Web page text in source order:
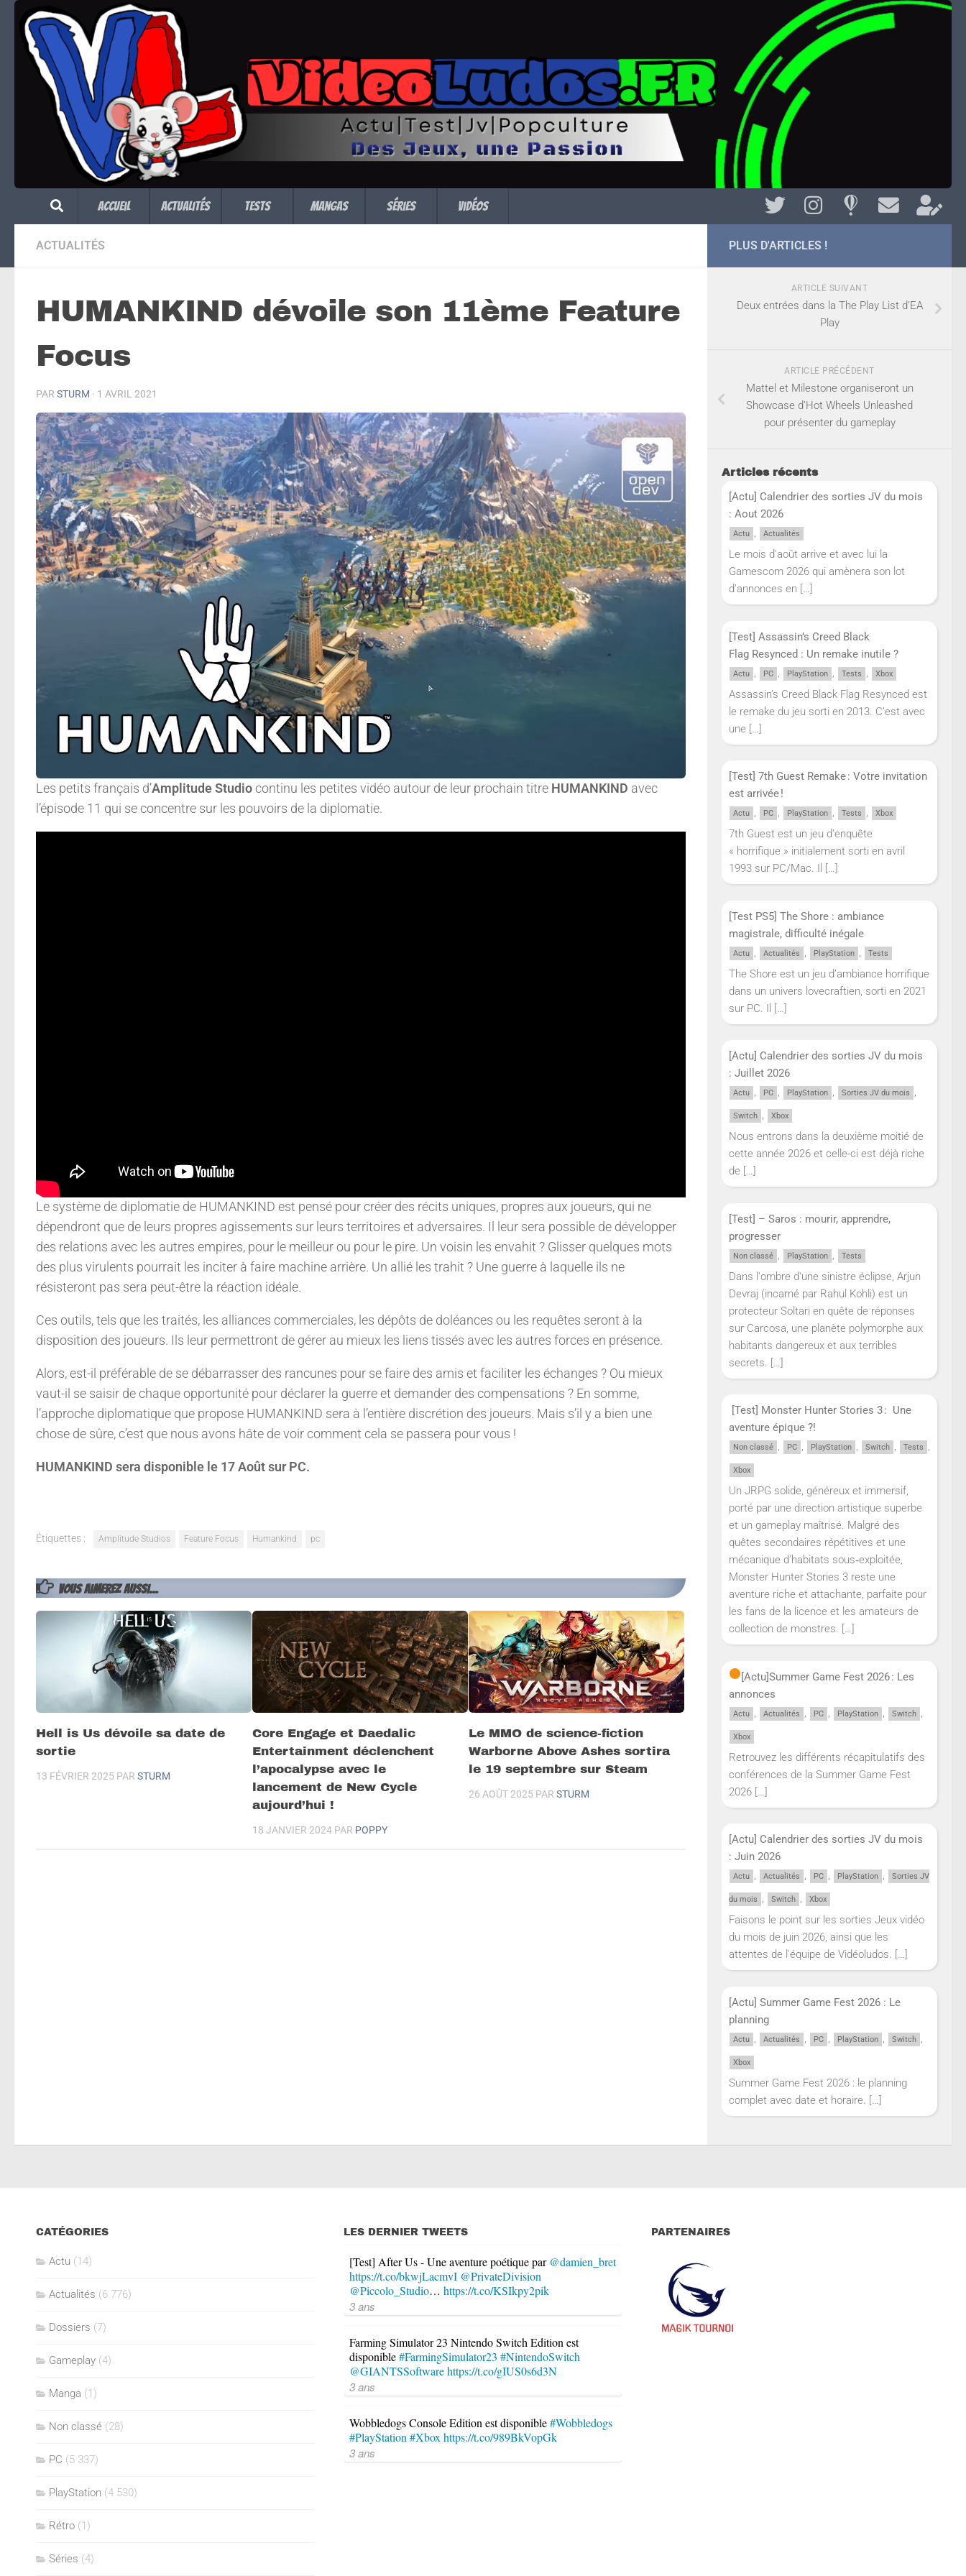
Skip to content
Accueil Actualités Tests Mangas Séries Vidéos
ACTUALITÉS
HUMANKIND dévoile son 11ème Feature
Focus
PAR STURM · 1 AVRIL 2021
Les petits français d’Amplitude Studio continu les petites vidéo autour de leur prochain titre HUMANKIND avec
l’épisode 11 qui se concentre sur les pouvoirs de la diplomatie.
Le système de diplomatie de HUMANKIND est pensé pour créer des récits uniques, propres aux joueurs, qui ne
dépendront que de leurs propres agissements sur leurs territoires et adversaires. Il leur sera possible de développer
des relations avec les autres empires, pour le meilleur ou pour le pire. Un voisin les envahit ? Glisser quelques mots
des plus virulents pourrait les inciter à faire machine arrière. Un allié les trahit ? Une guerre à laquelle ils ne
résisteront pas sera peut-être la réaction idéale.
Ces outils, tels que les traités, les alliances commerciales, les dépôts de doléances ou les requêtes seront à la
disposition des joueurs. Ils leur permettront de gérer au mieux les liens tissés avec les autres forces en présence.
Alors, est-il préférable de se débarrasser des rancunes pour se faire des amis et faciliter les échanges ? Ou mieux
vaut-il se saisir de chaque opportunité pour déclarer la guerre et demander des compensations ? En somme,
l’approche diplomatique que propose HUMANKIND sera à l’entière discrétion des joueurs. Mais s’il y a bien une
chose de sûre, c’est que nous avons hâte de voir comment cela se passera pour vous !
HUMANKIND sera disponible le 17 Août sur PC.
Étiquettes : Amplitude Studios Feature Focus Humankind pc
VOUS AIMEREZ AUSSI...
Hell is Us dévoile sa date de
sortie
13 FÉVRIER 2025 PAR STURM
Core Engage et Daedalic
Entertainment déclenchent
l’apocalypse avec le
lancement de New Cycle
aujourd’hui !
18 JANVIER 2024 PAR POPPY
Le MMO de science-fiction
Warborne Above Ashes sortira
le 19 septembre sur Steam
26 AOÛT 2025 PARSTURM
PLUS D'ARTICLES !
ARTICLE SUIVANT
Deux entrées dans la The Play List d’EA
Play
ARTICLE PRÉCÉDENT
Mattel et Milestone organiseront un
Showcase d’Hot Wheels Unleashed
pour présenter du gameplay
Articles récents
[Actu] Calendrier des sorties JV du mois
: Aout 2026
Actu , Actualités
Le mois d’août arrive et avec lui la
Gamescom 2026 qui amènera son lot
d’annonces en […]
[Test] Assassin’s Creed Black
Flag Resynced : Un remake inutile ?
Actu , PC , PlayStation , Tests , Xbox
Assassin’s Creed Black Flag Resynced est
le remake du jeu sorti en 2013. C’est avec
une […]
[Test] 7th Guest Remake : Votre invitation
est arrivée !
Actu , PC , PlayStation , Tests , Xbox
7th Guest est un jeu d’enquête
« horrifique » initialement sorti en avril
1993 sur PC/Mac. Il
[…]
[Test PS5] The Shore : ambiance
magistrale, difficulté inégale
Actu , Actualités , PlayStation , Tests
The Shore est un jeu d’ambiance horrifique
dans un univers lovecraftien, sorti en 2021
sur PC. Il […]
[Actu] Calendrier des sorties JV du mois
: Juillet 2026
Actu , PC , PlayStation , Sorties JV du mois ,
Switch , Xbox
Nous entrons dans la deuxième moitié de
cette année 2026 et celle-ci est déjà riche
de […]
[Test] – Saros : mourir, apprendre,
progresser
Non classé , PlayStation , Tests
Dans l'ombre d'une sinistre éclipse, Arjun
Devraj (incarné par Rahul Kohli) est un
protecteur Soltari en quête de réponses
sur Carcosa, une planète polymorphe aux
habitants dangereux et aux terribles
secrets. […]
[Test] Monster Hunter Stories 3 : Une
aventure épique ?!
Non classé , PC , PlayStation , Switch , Tests ,
Xbox
Un JRPG solide, généreux et immersif,
porté par une direction artistique superbe
et un gameplay maîtrisé. Malgré des
quêtes secondaires répétitives et une
mécanique d’habitats sous‑exploitée,
Monster Hunter Stories 3 reste une
aventure riche et attachante, parfaite pour
les fans de la licence et les amateurs de
collection de monstres. […]
[Actu]Summer Game Fest 2026 : Les
annonces
Actu , Actualités , PC , PlayStation , Switch ,
Xbox
Retrouvez les différents récapitulatifs des
conférences de la Summer Game Fest
2026 […]
[Actu] Calendrier des sorties JV du mois
: Juin 2026
Actu , Actualités , PC , PlayStation , Sorties JV
du mois , Switch , Xbox
Faisons le point sur les sorties Jeux vidéo
du mois de juin 2026, ainsi que les
attentes de l'équipe de Vidéoludos. […]
[Actu] Summer Game Fest 2026 : Le
planning
Actu , Actualités , PC , PlayStation , Switch ,
Xbox
Summer Game Fest 2026 : le planning
complet avec date et horaire. […]
CATÉGORIES
Actu (14)
Actualités (6 776)
Dossiers (7)
Gameplay (4)
Manga (1)
Non classé (28)
PC (5 337)
PlayStation (4 530)
Rétro (1)
Séries (4)
LES DERNIER TWEETS
[Test] After Us - Une aventure poétique par @damien_bret
https://t.co/bkwjLacmvI @PrivateDivision
@Piccolo_Studio… https://t.co/KSIkpy2pik
3 ans
Farming Simulator 23 Nintendo Switch Edition est
disponible#FarmingSimulator23 #NintendoSwitch
@GIANTSSoftwarehttps://t.co/gIUS0s6d3N
3 ans
Wobbledogs Console Edition est disponible#Wobbledogs
#PlayStation #Xbox https://t.co/989BkVopGk
3 ans
PARTENAIRES